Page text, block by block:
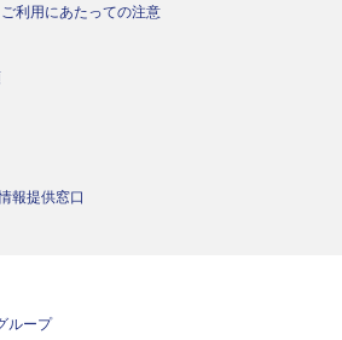
利用にあたっての注意
報提供窓口
ループ